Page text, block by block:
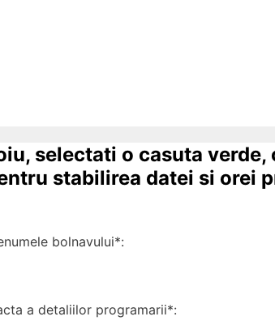
selectati o casuta
stabilirea datei si orei
bolnavului*:
a detaliilor programarii*: